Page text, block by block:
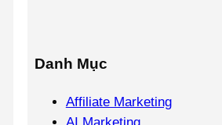
Danh Mục
Affiliate Marketing